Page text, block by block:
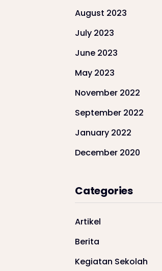
August 2023
July 2023
June 2023
May 2023
November 2022
September 2022
January 2022
December 2020
Categories
Artikel
Berita
Kegiatan Sekolah